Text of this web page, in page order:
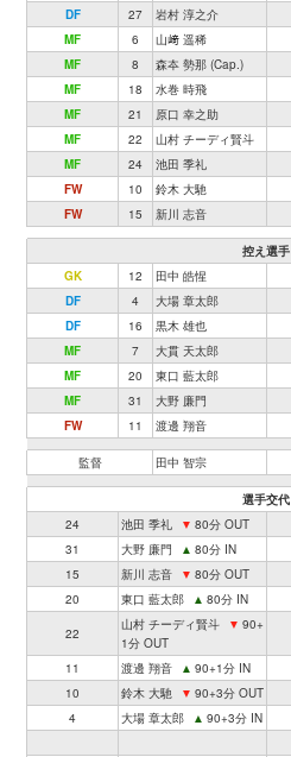
DF
27 岩村 淳之介
MF
6 山﨑 遥稀
MF
8 森夲 勢那 (Cap.)
MF
18 水巻 時飛
MF
21 原口 幸之助
MF
22 山村 チーディ賢斗
MF
24 池田 季礼
FW
10 鈴木 大馳
FW
15 新川 志音
控え選手
GK
12 田中 皓惺
DF
4 大場 章太郎
DF
16 黒木 雄也
MF
7 大貫 天太郎
MF
20 東口 藍太郎
MF
31 大野 廉門
FW
11 渡邊 翔音
監督 田中 智宗
選手交代
24
池田 季礼 ▼ 80分 OUT
31
大野 廉門 ▲ 80分 IN
15
新川 志音 ▼ 80分 OUT
20
東口 藍太郎 ▲ 80分 IN
22
山村 チーディ賢斗 ▼ 90+
1分 OUT
11 渡邊 翔音 ▲ 90+1分 IN
10
鈴木 大馳 ▼ 90+3分 OUT
4
大場 章太郎 ▲ 90+3分 IN